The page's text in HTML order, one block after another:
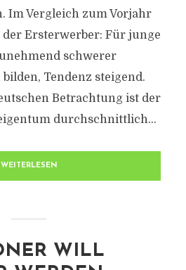
Im Vergleich zum Vorjahr
der Ersterwerber: Für junge
schwerer
Tendenz steigend.
Betrachtung ist der
durchschnittlich...
WEITERLESEN
WILL